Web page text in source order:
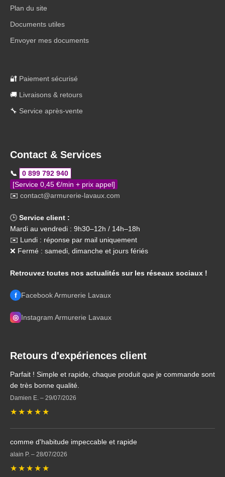
Plan du site
Documents utiles
Envoyer mes documents
🔐 Paiement sécurisé
🚚 Livraisons & retours
🔧 Service après-vente
Contact & Services
📞
0 899 792 940
[Service 0,45 €/min + prix appel]
✉️ contact@armurerie-lavaux.com
🕒 Service client :
Mardi au vendredi : 9h30–12h / 14h–18h
✉️ Lundi : réponse par mail uniquement
❌ Fermé : samedi, dimanche et jours fériés
Retrouvez toutes nos actualités sur les réseaux sociaux !
f Facebook Armurerie Lavaux
◎ Instagram Armurerie Lavaux
Retours d'expériences client
Parfait ! Simple et rapide, chaque produit que je commande sont
de très bonne qualité.
Damien E. – 29/07/2026
★ ★ ★ ★ ★
comme d'habitude impeccable et rapide
alain P. – 28/07/2026
★ ★ ★ ★ ★